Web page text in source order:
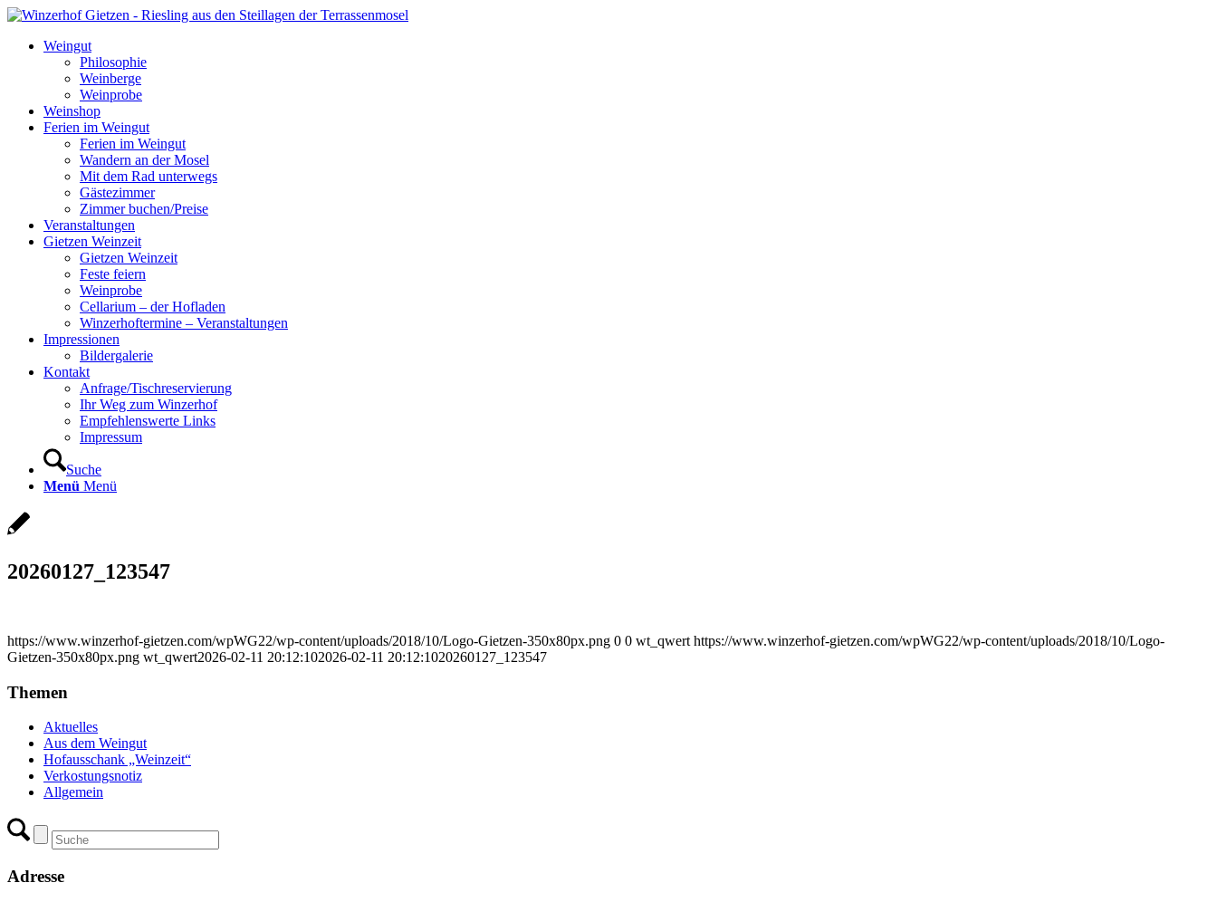
Weingut
Philosophie
Weinberge
Weinprobe
Weinshop
Ferien im Weingut
Ferien im Weingut
Wandern an der Mosel
Mit dem Rad unterwegs
Gästezimmer
Zimmer buchen/Preise
Veranstaltungen
Gietzen Weinzeit
Gietzen Weinzeit
Feste feiern
Weinprobe
Cellarium – der Hofladen
Winzerhoftermine – Veranstaltungen
Impressionen
Bildergalerie
Kontakt
Anfrage/Tischreservierung
Ihr Weg zum Winzerhof
Empfehlenswerte Links
Impressum
Suche
Menü Menü
20260127_123547
https://www.winzerhof-gietzen.com/wpWG22/wp-content/uploads/2018/10/Logo-Gietzen-350x80px.png 0 0 wt_qwert https://www.winzerhof-gietzen.com/wpWG22/wp-content/uploads/2018/10/Logo-
Gietzen-350x80px.png wt_qwert2026-02-11 20:12:102026-02-11 20:12:1020260127_123547
Themen
Aktuelles
Aus dem Weingut
Hofausschank „Weinzeit“
Verkostungsnotiz
Allgemein
Adresse